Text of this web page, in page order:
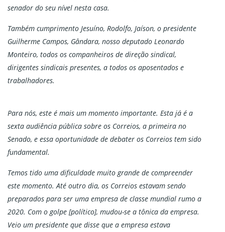
senador do seu nível nesta casa.
Também cumprimento Jesuíno, Rodolfo, Jaíson, o presidente
Guilherme Campos, Gândara, nosso deputado Leonardo
Monteiro, todos os companheiros de direção sindical,
dirigentes sindicais presentes, a todos os aposentados e
trabalhadores.
Para nós, este é mais um momento importante. Esta já é a
sexta audiência pública sobre os Correios, a primeira no
Senado, e essa oportunidade de debater os Correios tem sido
fundamental.
Temos tido uma dificuldade muito grande de compreender
este momento. Até outro dia, os Correios estavam sendo
preparados para ser uma empresa de classe mundial rumo a
2020. Com o golpe [político], mudou-se a tônica da empresa.
Veio um presidente que disse que a empresa estava